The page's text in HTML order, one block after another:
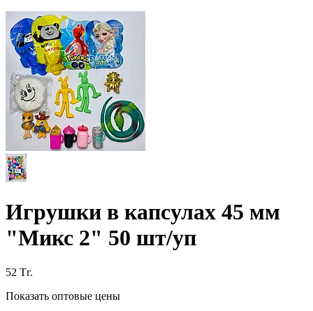
Игрушки в капсулах 45 мм
"Микс 2" 50 шт/уп
52 Тг.
Показать оптовые цены